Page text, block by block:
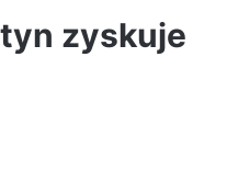
zyskuje